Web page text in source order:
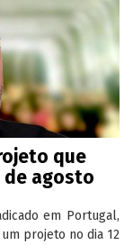
que
de agosto
em Portugal,
projeto no dia 12